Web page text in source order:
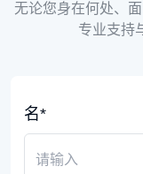
产品中心
服务与下载
关于我们
无论您身在何处、
专业支持
名*